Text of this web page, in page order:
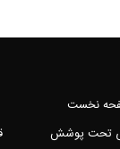
نخست
تحت پوشش